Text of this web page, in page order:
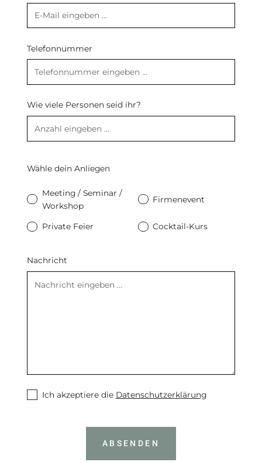
Telefonnummer
Wie viele Personen seid ihr?
Wähle dein Anliegen
Meeting / Seminar /
Workshop
Firmenevent
Private Feier Cocktail-Kurs
Nachricht
Ich akzeptiere die Datenschutzerklärung